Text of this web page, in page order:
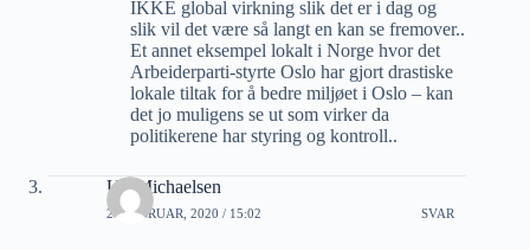
IKKE global virkning slik det er i dag og
slik vil det være så langt en kan se fremover..
Et annet eksempel lokalt i Norge hvor det
Arbeiderparti-styrte Oslo har gjort drastiske
lokale tiltak for å bedre miljøet i Oslo – kan
det jo muligens se ut som virker da
politikerene har styring og kontroll..
Ulf Michaelsen
21 FEBRUAR, 2020 / 15:02 SVAR